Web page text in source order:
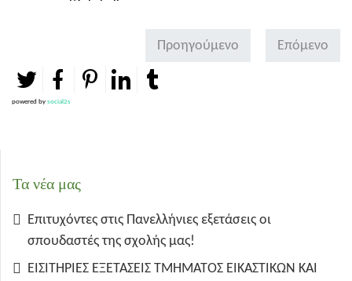
Προηγούμενο Επόμενο
powered by social2s
Τα νέα μας
Επιτυχόντες στις Πανελλήνιες εξετάσεις οι
σπουδαστές της σχολής μας!
ΕΙΣΙΤΗΡΙΕΣ ΕΞΕΤΑΣΕΙΣ ΤΜΗΜΑΤΟΣ ΕΙΚΑΣΤΙΚΩΝ ΚΑΙ